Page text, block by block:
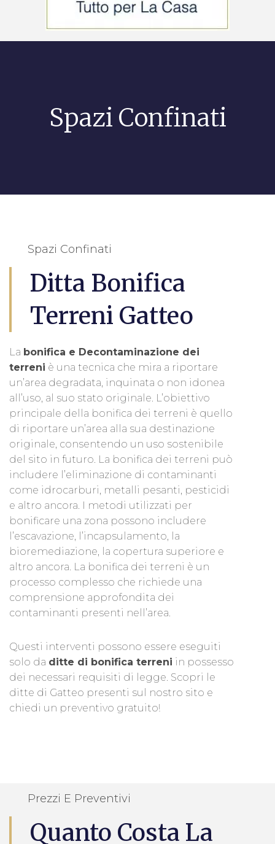
Spazi Confinati
Spazi Confinati
Ditta Bonifica
Terreni Gatteo
La bonifica e Decontaminazione dei
terreni è una tecnica che mira a riportare
un’area degradata, inquinata o non idonea
all’uso, al suo stato originale. L’obiettivo
principale della bonifica dei terreni è quello
di riportare un’area alla sua destinazione
originale, consentendo un uso sostenibile
del sito in futuro. La bonifica dei terreni può
includere l’eliminazione di contaminanti
come idrocarburi, metalli pesanti, pesticidi
e altro ancora. I metodi utilizzati per
bonificare una zona possono includere
l’escavazione, l’incapsulamento, la
bioremediazione, la copertura superiore e
altro ancora. La bonifica dei terreni è un
processo complesso che richiede una
comprensione approfondita dei
contaminanti presenti nell’area.
Questi interventi possono essere eseguiti
solo da ditte di bonifica terreni in possesso
dei necessari requisiti di legge. Scopri le
ditte di Gatteo presenti sul nostro sito e
chiedi un preventivo gratuito!
Prezzi E Preventivi
Quanto Costa La